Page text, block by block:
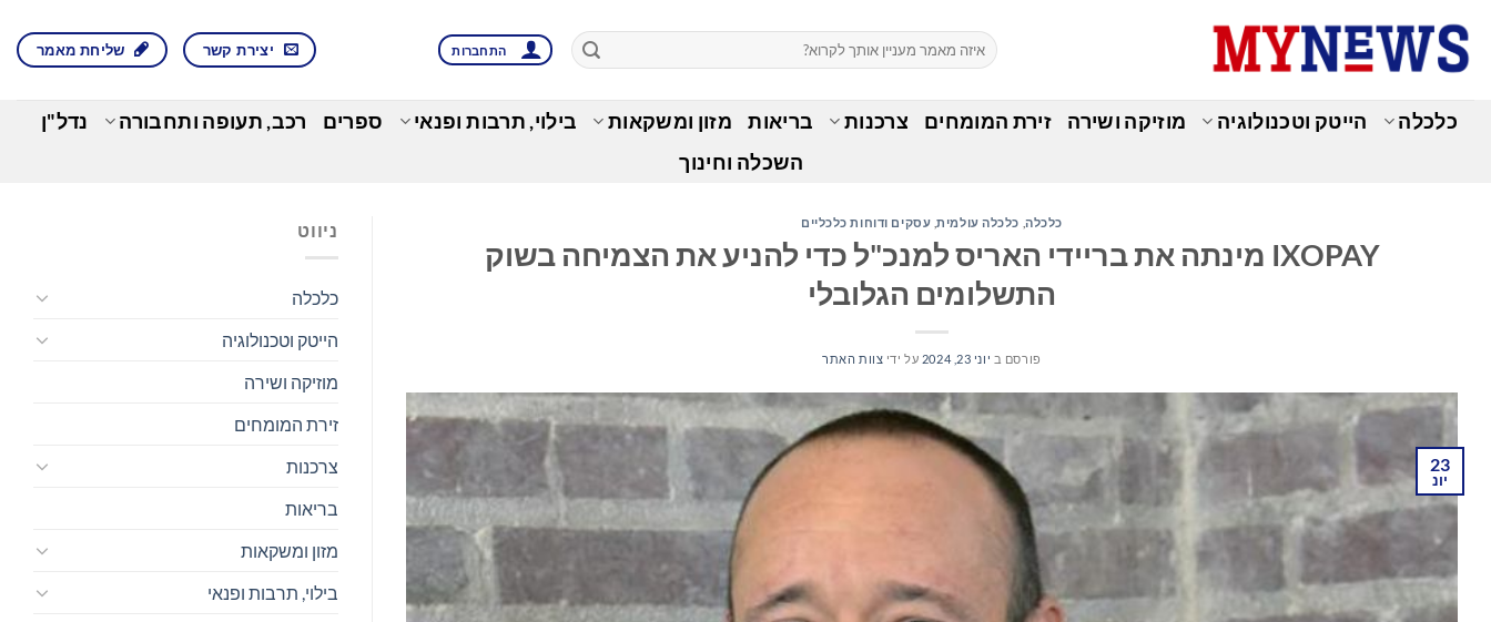
content
התחברות יצירת קשר שליחת מאמר
כלכלה הייטק וטכנולוגיה מוזיקה ושירה זירת המומחים צרכנות בריאות מזון ומשקאות בילוי, תרבות ופנאי ספרים רכב, תעופה ותחבורה
נדל"ן
השכלה וחינוך
כלכלה, כלכלה עולמית, עסקים ודוחות כלכליים
IXOPAY מינתה את בריידי האריס למנכ"ל כדי להניע את הצמיחה בשוק
התשלומים הגלובלי
פורסם ב יוני 23, 2024 על ידי צוות האתר
23
יונ
ניווט
כלכלה
הייטק וטכנולוגיה
מוזיקה ושירה
זירת המומחים
צרכנות
בריאות
מזון ומשקאות
בילוי, תרבות ופנאי